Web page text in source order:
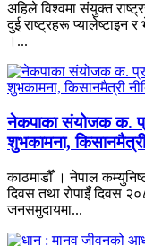
अहिले विश्वमा संयुक्त
दुई राष्ट्रहरू प्यालेष्टाइन
।...
नेकपाका संयोजक क.
शुभकामना,
काठमाडौँ । नेपाल
दिवस तथा रोपाइँ दिवस
जनसमुदायमा...